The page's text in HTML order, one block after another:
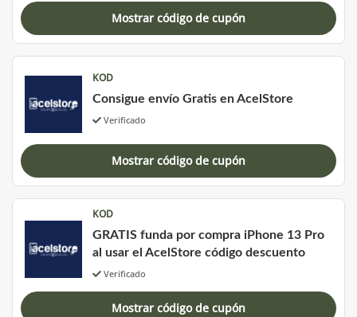
Mostrar código de cupón
KOD
Consigue envío Gratis en AcelStore
Verificado
Mostrar código de cupón
KOD
GRATIS funda por compra iPhone 13 Pro
al usar el AcelStore código descuento
Verificado
Mostrar código de cupón